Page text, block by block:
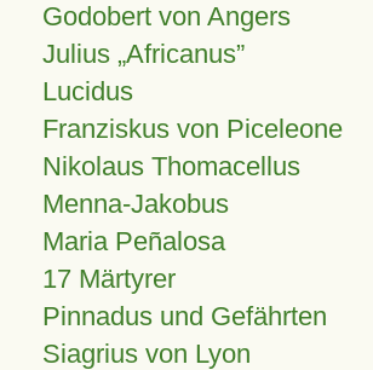
Godobert von Angers
Julius Africanus
Lucidus
Franziskus von Piceleone
Nikolaus Thomacellus
Menna-Jakobus
Maria Peñalosa
17 Märtyrer
Pinnadus und Gefährten
Siagrius von Lyon